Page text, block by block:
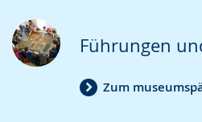
Führungen
Zum